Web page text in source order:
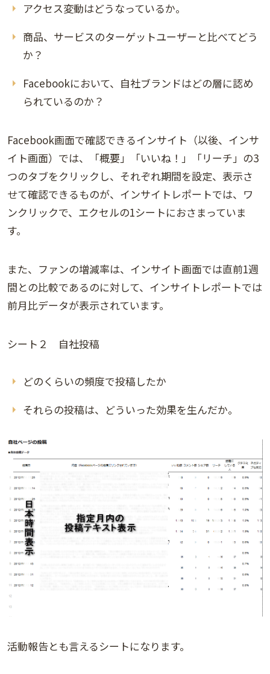
アクセス変動はどうなっているか。
商品、サービスのターゲットユーザーと比べてどう
か？
Facebookにおいて、自社ブランドはどの層に認め
られているのか？
Facebook画面で確認できるインサイト（以後、インサ
イト画面）では、「概要」「いいね！」「リーチ」の3
つのタブをクリックし、それぞれ期間を設定、表示さ
せて確認できるものが、インサイトレポートでは、ワ
ンクリックで、エクセルの1シートにおさまっていま
す。
また、ファンの増減率は、インサイト画面では直前1週
間との比較であるのに対して、インサイトレポートでは
前月比データが表示されています。
シート２ 自社投稿
どのくらいの頻度で投稿したか
それらの投稿は、どういった効果を生んだか。
活動報告とも言えるシートになります。